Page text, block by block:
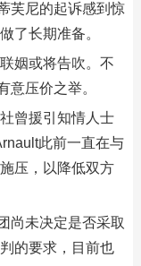
芙尼的起诉感到惊
了长期准备。
姻或将告吹。不
意压价之举。
曾援引知情人士
此前一直在与
压，以降低双方
尚未决定是否采取
的要求，目前也